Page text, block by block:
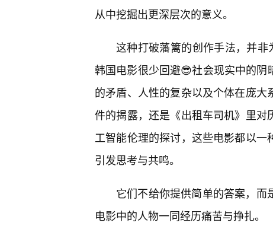
从中挖掘出更深层次的意义。
这种打破藩篱的创作手法，并非
韩国电影很少回避😎社会现实中的
的矛盾、人性的复杂以及个体在庞
件的揭露，还是《出租车司机》里
工智能伦理的探讨，这些电影都以一
引发思考与共鸣。
它们不给你提供简单的答案，
电影中的人物一同经历痛苦与挣扎。